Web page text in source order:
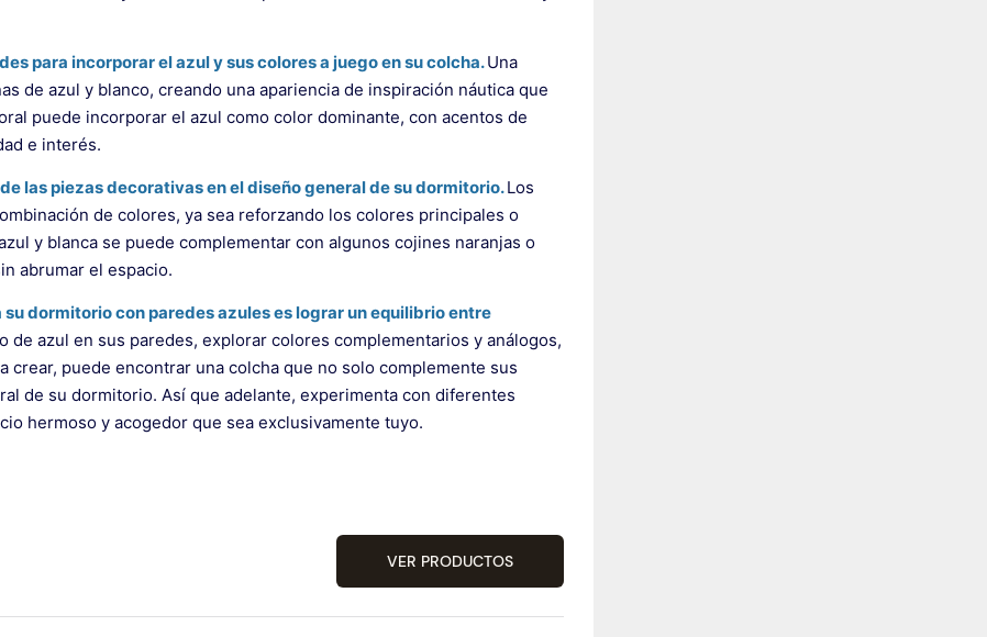
para incorporar el azul y sus colores a juego en su colcha.Una
de azul y blanco, creando una apariencia de inspiración náutica que
puede incorporar el azul como color dominante, con acentos de
e interés.
las piezas decorativas en el diseño general de su dormitorio.Los
de colores, ya sea reforzando los colores principales o
y blanca se puede complementar con algunos cojines naranjas o
abrumar el espacio.
su dormitorio con paredes azules es lograr un equilibrio entre
de azul en sus paredes, explorar colores complementarios y análogos,
puede encontrar una colcha que no solo complemente sus
de su dormitorio. Así que adelante, experimenta con diferentes
hermoso y acogedor que sea exclusivamente tuyo.
VER PRODUCTOS